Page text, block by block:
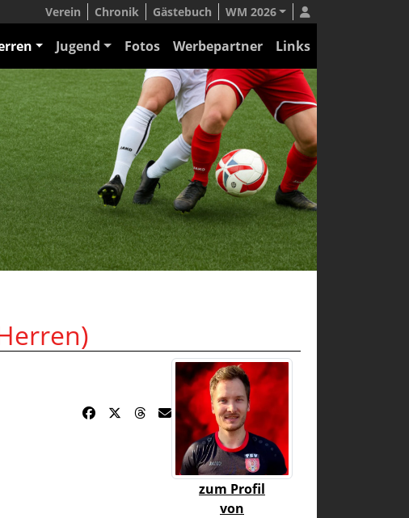
Verein Chronik Gästebuch WM 2026
Jugend Fotos Werbepartner Links
zum Profil
von